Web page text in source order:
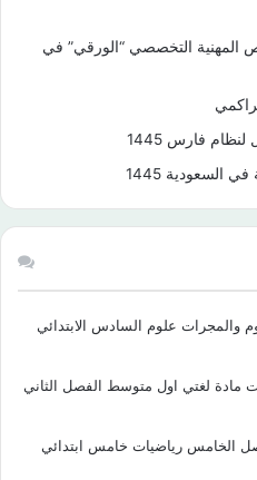
المهنية التخصصي “الورقي” في
فارس 1445
السعودية 1445
والمجرات علوم السادس الابتدائي
مادة لغتي اول متوسط الفصل الثاني
الخامس رياضيات خامس ابتدائي